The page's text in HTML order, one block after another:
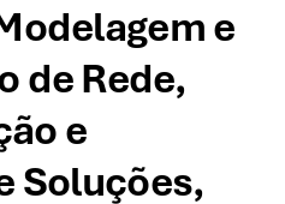
e
de Rede,
e
Soluções,